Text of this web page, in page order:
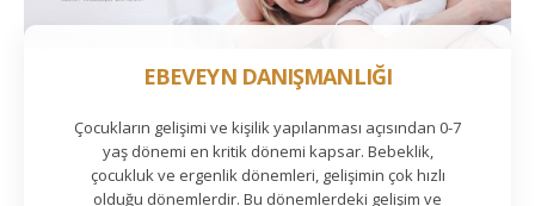
EBEVEYN DANIŞMANLIĞI
Çocukların gelişimi ve kişilik yapılanması açısından 0-7
yaş dönemi en kritik dönemi kapsar. Bebeklik,
çocukluk ve ergenlik dönemleri, gelişimin çok hızlı
olduğu dönemlerdir. Bu dönemlerdeki gelişim ve